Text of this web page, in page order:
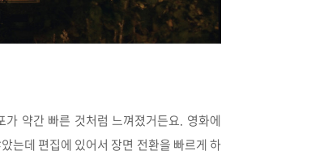
약간 빠른 것처럼 느껴졌거든요. 영화에
는데 편집에 있어서 장면 전환을 빠르게 하